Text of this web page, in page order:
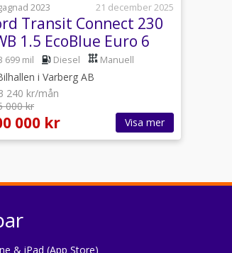
2023
21 december 2025
Transit Connect 230
1.5 EcoBlue Euro 6
699 mil Diesel Manuell
i Varberg AB
240 kr/mån
000 kr
000 kr Visa mer
& iPad (App Store)